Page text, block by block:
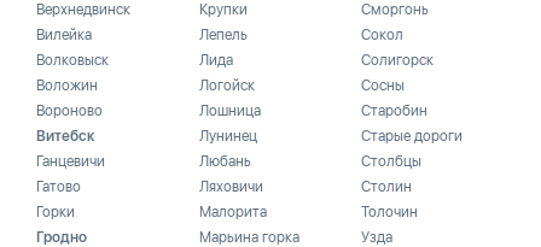
Верхнедвинск
Вилейка
Волковыск
Воложин
Вороново
Витебск
Ганцевичи
Гатово
Горки
Гродно
Крупки
Лепель
Лида
Логойск
Лошница
Лунинец
Любань
Ляховичи
Малорита
Марьина горка
Сморгонь
Сокол
Солигорск
Сосны
Старобин
Старые дороги
Столбцы
Столин
Толочин
Узда